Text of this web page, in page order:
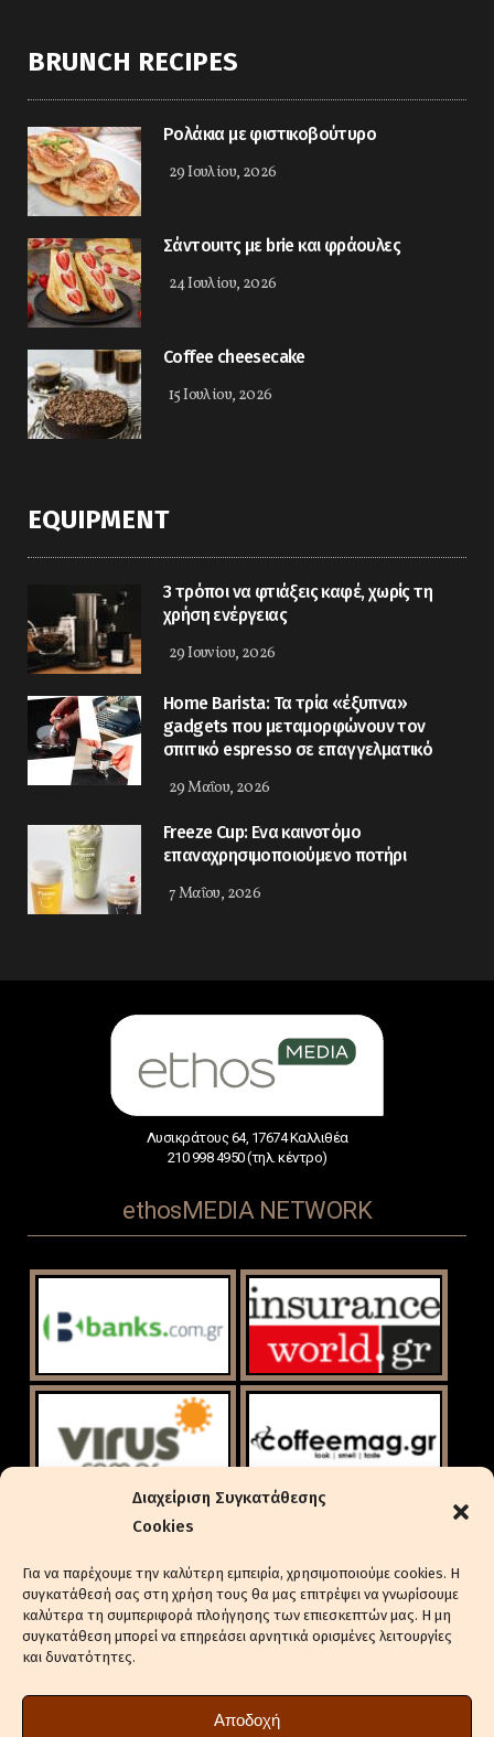
Διαχείριση Συγκατάθεσης
Cookies
Για να παρέχουμε την καλύτερη εμπειρία, χρησιμοποιούμε cookies. Η
συγκατάθεσή σας στη χρήση τους θα μας επιτρέψει να γνωρίσουμε
καλύτερα τη συμπεριφορά πλοήγησης των επιεσκεπτών μας. Η μη
συγκατάθεση μπορεί να επηρεάσει αρνητικά ορισμένες λειτουργίες
και δυνατότητες.
Αποδοχή
BRUNCH RECIPES
Ρολάκια με φιστικοβούτυρο
29 Ιουλίου, 2026
Σάντουιτς με brie και φράουλες
24 Ιουλίου, 2026
Coffee cheesecake
15 Ιουλίου, 2026
EQUIPMENT
3 τρόποι να φτιάξεις καφέ, χωρίς τη
χρήση ενέργειας
29 Ιουνίου, 2026
Home Barista: Τα τρία «έξυπνα»
gadgets που μεταμορφώνουν τον
σπιτικό espresso σε επαγγελματικό
29 Μαΐου, 2026
Freeze Cup: Eνα καινοτόμο
επαναχρησιμοποιούμενο ποτήρι
7 Μαΐου, 2026
Λυσικράτους 64, 17674 Καλλιθέα
210 998 4950 (τηλ. κέντρο)
ethosMEDIA NETWORK
ΠΟΛΙΤΙΚΉ COOKIES (ΕΕ)